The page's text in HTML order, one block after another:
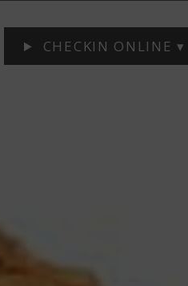
CHECKIN ONLINE ▾